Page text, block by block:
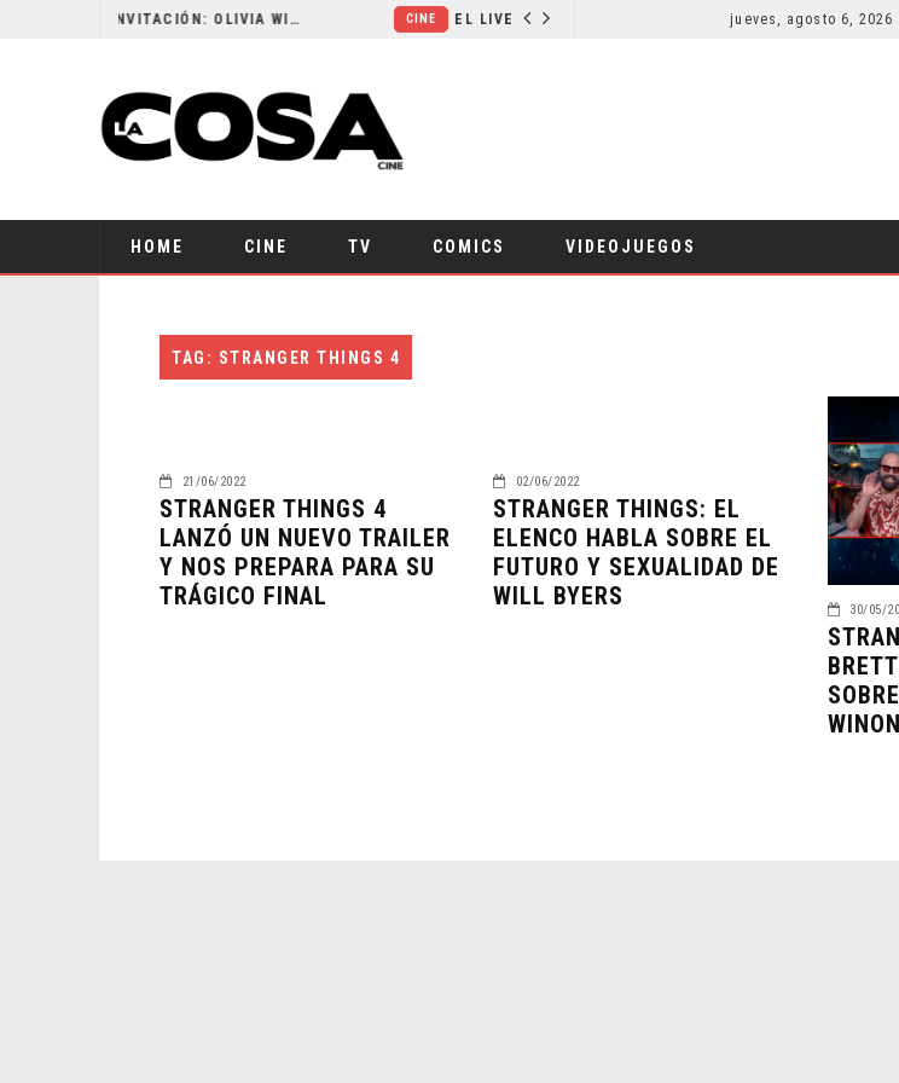
RESEÑA LA INVITACIÓN: OLIVIA WILDE REFLEXIONA SOBRE LA VIDA CONYUGAL CINE
jueves, agosto 6, 2026
HOME CINE TV COMICS VIDEOJUEGOS
TAG: STRANGER THINGS 4
21/06/2022
STRANGER THINGS 4
LANZÓ UN NUEVO TRAILER
Y NOS PREPARA PARA SU
TRÁGICO FINAL
02/06/2022
STRANGER THINGS: EL
ELENCO HABLA SOBRE EL
FUTURO Y SEXUALIDAD DE
WILL BYERS
30/05/